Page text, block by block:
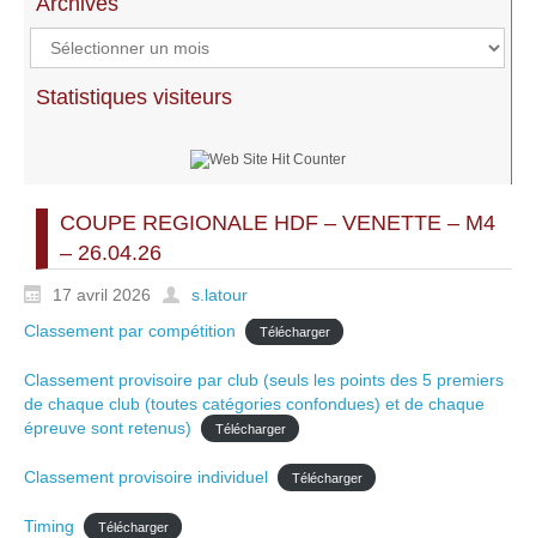
Archives
Statistiques visiteurs
COUPE REGIONALE HDF – VENETTE – M4
– 26.04.26
17 avril 2026
s.latour
Classement par compétition
Télécharger
Classement provisoire par club (seuls les points des 5 premiers
de chaque club (toutes catégories confondues) et de chaque
épreuve sont retenus)
Télécharger
Classement provisoire individuel Télécharger
Timing Télécharger